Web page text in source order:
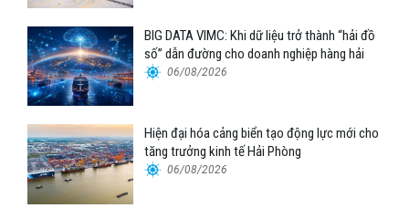
BIG DATA VIMC: Khi dữ liệu trở thành “hải đồ
số” dẫn đường cho doanh nghiệp hàng hải
06/08/2026
Hiện đại hóa cảng biển tạo động lực mới cho
tăng trưởng kinh tế Hải Phòng
06/08/2026